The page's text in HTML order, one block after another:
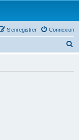
Connexion
S’enregistrer